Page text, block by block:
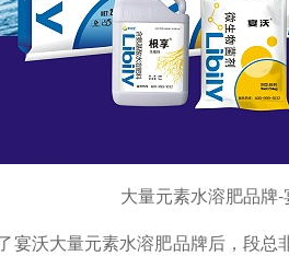
大量元素水溶肥品牌
宴沃大量元素水溶肥品牌后，段总